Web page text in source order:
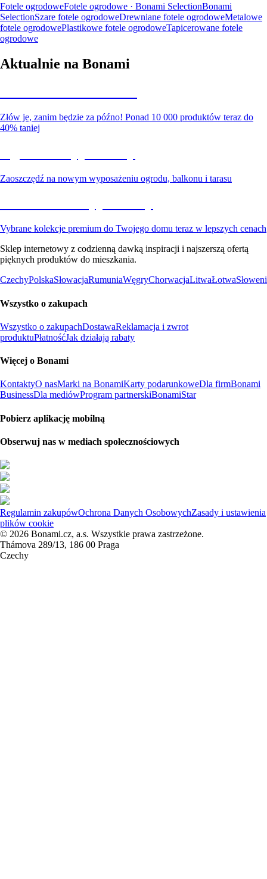
Fotele ogrodoweFotele ogrodowe · Bonami SelectionBonami
SelectionSzare fotele ogrodoweDrewniane fotele ogrodoweMetalowe
fotele ogrodowePlastikowe fotele ogrodoweTapicerowane fotele
ogrodowe
Aktualnie na Bonami
Złów je, zanim będzie za późno! Ponad 10 000 produktów teraz do
40% taniej
Zaoszczędź na nowym wyposażeniu ogrodu, balkonu i tarasu
Vybrane kolekcje premium do Twojego domu teraz w lepszych cenach
Sklep internetowy z codzienną dawką inspiracji i najszerszą ofertą
pięknych produktów do mieszkania.
CzechyPolskaSłowacjaRumuniaWęgryChorwacjaLitwaŁotwa
Wszystko o zakupach
Wszystko o zakupachDostawaReklamacja i zwrot
produktuPłatnośćJak działają rabaty
Więcej o Bonami
KontaktyO nasMarki na BonamiKarty podarunkoweDla firmBonami
BusinessDla mediówProgram partnerskiBonamiStar
Pobierz aplikację mobilną
Obserwuj nas w mediach społecznościowych
Regulamin zakupówOchrona Danych OsobowychZasady i ustawienia
plików cookie
© 2026 Bonami.cz, a.s. Wszystkie prawa zastrzeżone.
Thámova 289/13, 186 00 Praga
Czechy